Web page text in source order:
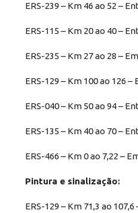
ERS-239 – Km 46 ao 52 –
ERS-115 – Km 20 ao 40 –
ERS-235 – Km 27 ao 28 –
ERS-129 – Km 100 ao 126
ERS-040 – Km 50 ao 94 –
ERS-135 – Km 40 ao 70 –
ERS-466 – Km 0 ao 7,22 –
Pintura e sinalização:
ERS-129 – Km 71,3 ao